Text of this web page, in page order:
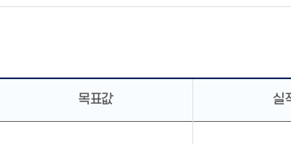
목표값 실